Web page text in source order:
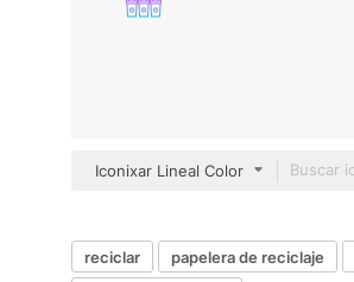
Iconixar Lineal Color
reciclar papelera de reciclaje